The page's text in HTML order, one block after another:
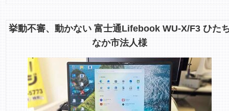
挙動不審、動かない 富士通Lifebook WU-X/F3 ひた
なか市法人様